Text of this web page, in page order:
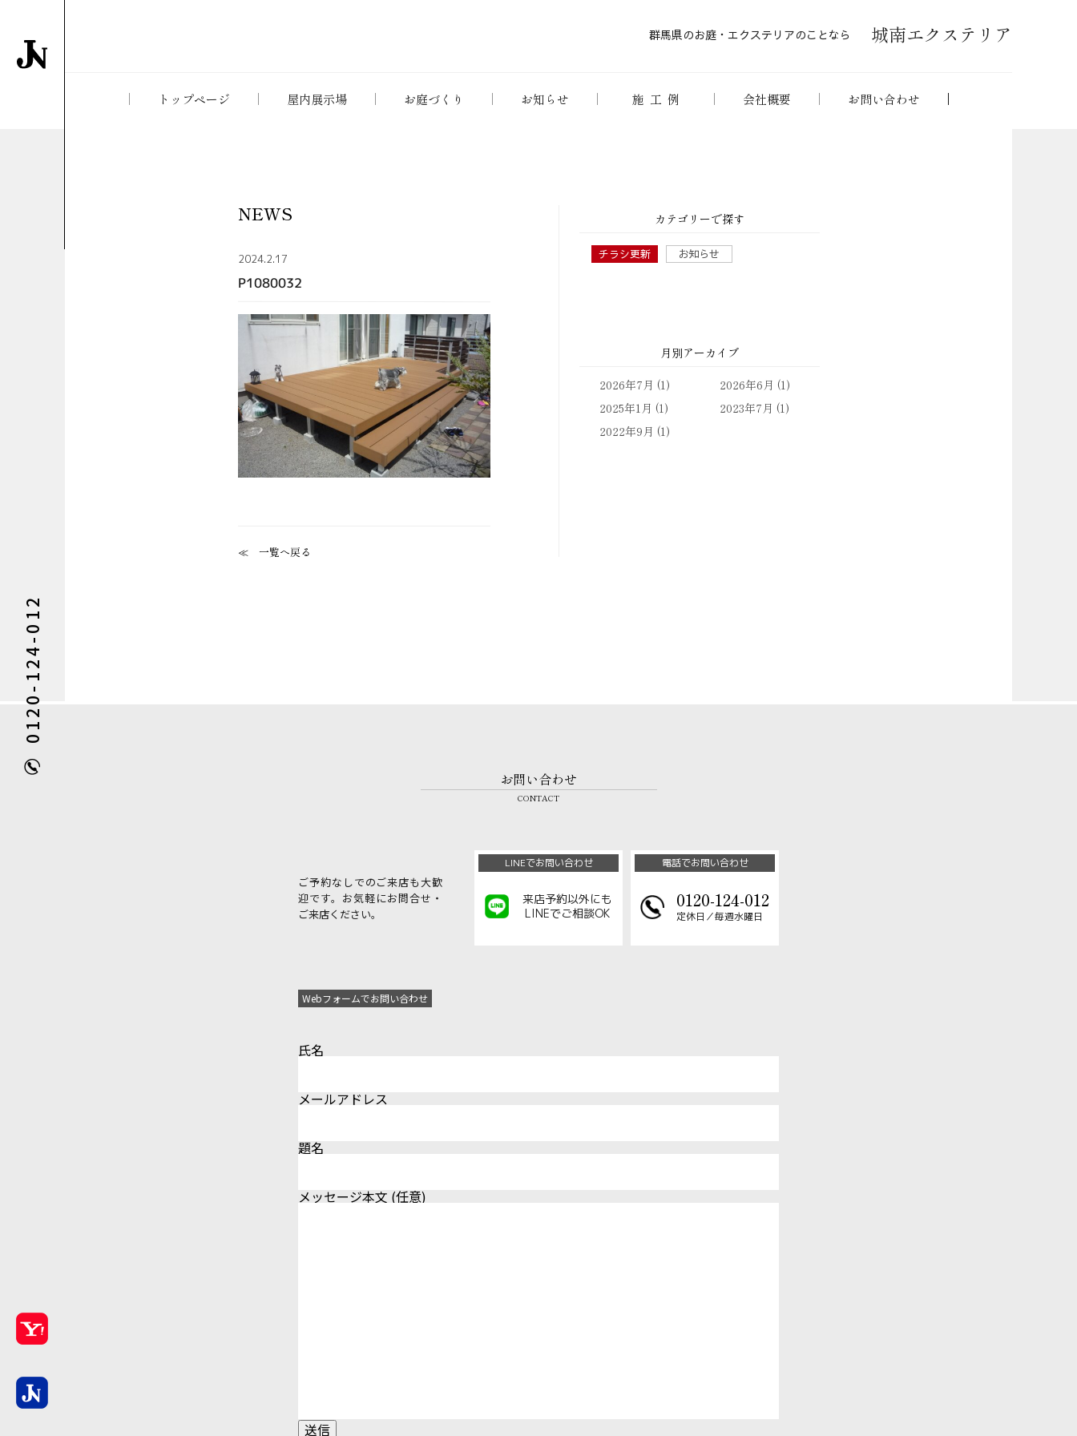
群馬県のお庭・エクステリアのことなら 城南エクステリア
トップページ 屋内展示場 お庭づくり お知らせ 施工例 会社概要 お問い合わせ
0120-124-012
NEWS
2024.2.17
P1080032
一覧へ戻る
カテゴリーで探す
チラシ更新 お知らせ
月別アーカイブ
2026年7月 (1) 2026年6月 (1)
2025年1月 (1) 2023年7月 (1)
2022年9月 (1)
お問い合わせ
CONTACT
ご予約なしでのご来店も大歓
迎です。お気軽にお問合せ・
ご来店ください。
LINEでお問い合わせ
来店予約以外にも
LINEでご相談OK
電話でお問い合わせ
0120-124-012
定休日／毎週水曜日
Webフォームでお問い合わせ
氏名
メールアドレス
題名
メッセージ本文 (任意)